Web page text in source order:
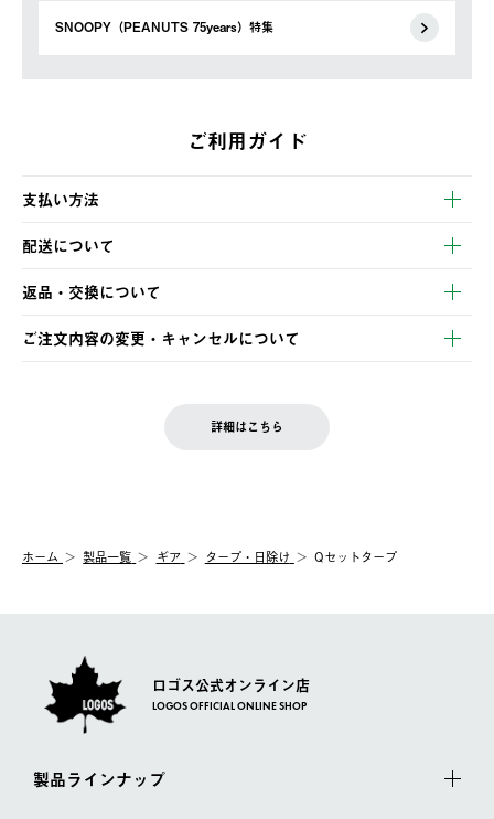
SNOOPY（PEANUTS 75years）特集
ご利用ガイド
支払い方法
以下のいずれかの方法でお支払いいただけます。
・クレジットカード決済
・コンビニ決済
・Pay-easy決済
配送について
【発送スケジュール】
ご注文・ご入金完了より2営業日以内に商品を発送いたします。
土日祝の発送はございませんので、木曜日以降のご注文は週明け
の発送となる場合がございます。
【配送業者】
佐川急便にて配送されます。
返品・交換について
※お客様都合の場合
お客様都合の返品にかかる送料は、お客様ご負担とさせていただ
一度お手元の商品を返品いただき、ご希望商品を再注文してくだ
ご注文内容の変更・キャンセルについて
LOGOS FAMILY会員の方は、会員マイページ内 購入履歴画面に
詳細はこちら
ホーム 製品一覧 ギア タープ・日除け Qセットタープ
ロゴス公式オンライン店
LOGOS OFFICIAL ONLINE SHOP
製品ラインナップ